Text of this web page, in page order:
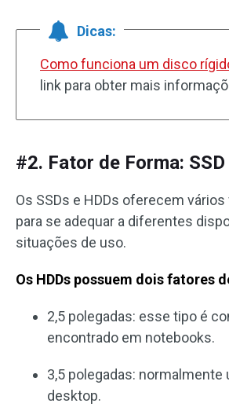
Dicas:
Como funciona um disco
link para obter mais
#2. Fator de Forma: SSD
Os SSDs e HDDs oferecem
para se adequar a diferentes
situações de uso.
Os HDDs possuem dois fatores
2,5 polegadas: esse tipo é
encontrado em notebooks.
3,5 polegadas: normalmente
desktop.